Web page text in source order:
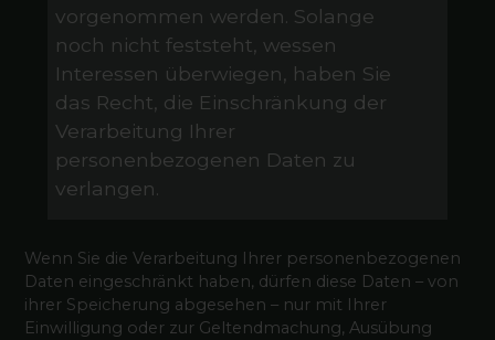
vorgenommen werden. Solange
noch nicht feststeht, wessen
Interessen überwiegen, haben Sie
das Recht, die Einschränkung der
Verarbeitung Ihrer
personenbezogenen Daten zu
verlangen.
Wenn Sie die Verarbeitung Ihrer personenbezogenen
Daten eingeschränkt haben, dürfen diese Daten – von
ihrer Speicherung abgesehen – nur mit Ihrer
Einwilligung oder zur Geltendmachung, Ausübung